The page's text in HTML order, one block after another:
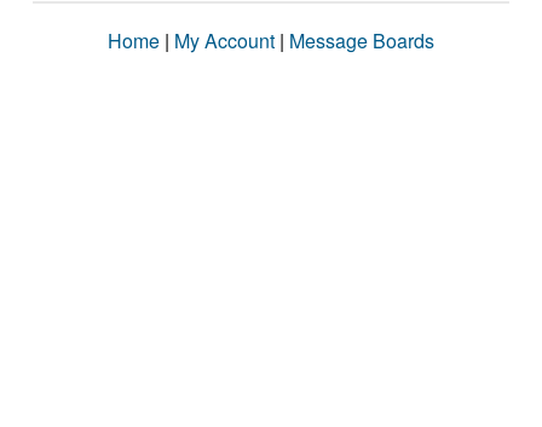
Home | My Account | Message Boards